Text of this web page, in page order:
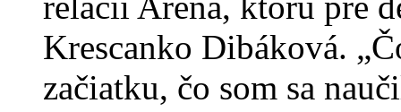
Krescanko Dibáková.
začiatku, čo som sa